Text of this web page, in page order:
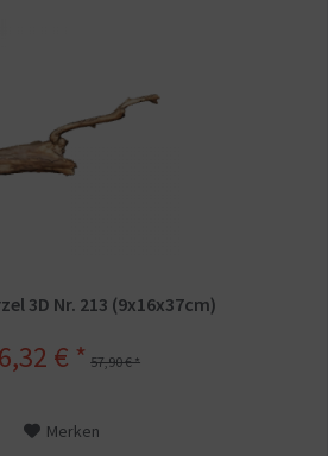
3D Nr. 213 (9x16x37cm)
€ * 57,90 € *
Merken